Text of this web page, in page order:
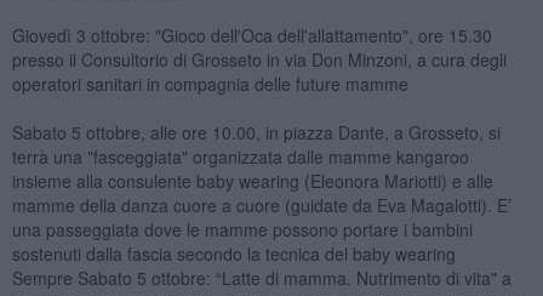
Giovedì 3 ottobre: "Gioco dell'Oca dell'allattamento", ore 15.30
presso il Consultorio di Grosseto in via Don Minzoni, a cura degli
operatori sanitari in compagnia delle future mamme
Sabato 5 ottobre, alle ore 10.00, in piazza Dante, a Grosseto, si
terrà una "fasceggiata" organizzata dalle mamme kangaroo
insieme alla consulente baby wearing (Eleonora Mariotti) e alle
mamme della danza cuore a cuore (guidate da Eva Magalotti). E’
una passeggiata dove le mamme possono portare i bambini
sostenuti dalla fascia secondo la tecnica del baby wearing
Sempre Sabato 5 ottobre: “Latte di mamma. Nutrimento di vita" a